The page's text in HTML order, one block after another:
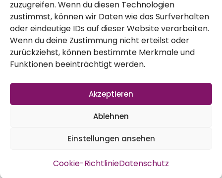
zuzugreifen. Wenn du diesen Technologien
zustimmst, können wir Daten wie das Surfverhalten
oder eindeutige IDs auf dieser Website verarbeiten.
Wenn du deine Zustimmung nicht erteilst oder
zurückziehst, können bestimmte Merkmale und
Funktionen beeinträchtigt werden.
Akzeptieren
Ablehnen
Einstellungen ansehen
Cookie-RichtlinieDatenschutz
Datenschutz
AGB
Widerruf